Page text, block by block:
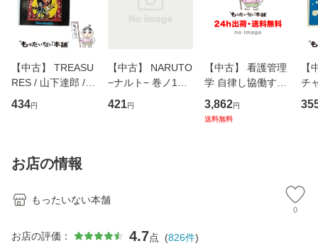
【中古】 TREASU
RES / 山下達郎 /
イーストウエス
ト・ジャパン [CD]
434円
【中古】 NARUTO
−ナルト− 巻ノ1
（ジャンプコミッ
クス） / 岸本 斉史
421円
【中古】 看護管理
学 自律し協働する
専門職の看護マネ
ジメントスキル 改
3,862円
送料無料
【
チ
キ
お店の情報
もったいない本舗
0
お店の評価： 4.7点 (826件)